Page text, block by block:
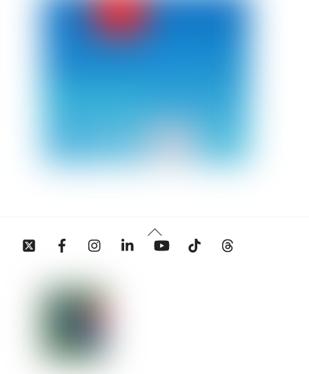
Back
To
Twitter Facebook InstagramLinkedin YouTube Tiktok